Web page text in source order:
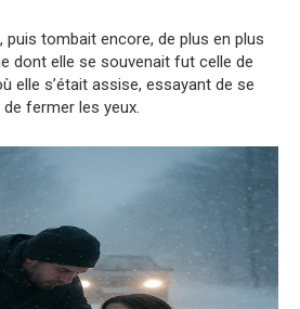
puis tombait encore, de plus en plus
dont elle se souvenait fut celle de
elle s’était assise, essayant de se
fermer les yeux.